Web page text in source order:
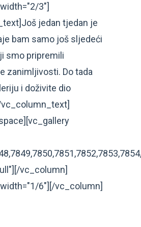
3"]
jedan tjedan je
bam samo još sljedeći
smo pripremili
zanimljivosti. Do tada
i doživite dio
vc_column]
6"][/vc_column]